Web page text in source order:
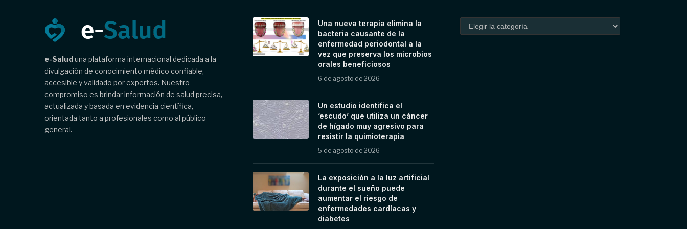
e-Saluduna plataforma internacional dedicada a la
divulgación de conocimiento médico confiable,
accesible y validado por expertos. Nuestro
compromiso es brindar información de salud precisa,
actualizada y basada en evidencia científica,
orientada tanto a profesionales como al público
general.
Una nueva terapia elimina la
bacteria causante de la
enfermedad periodontal a la
vez que preserva los microbios
orales beneficiosos
6 de agosto de 2026
Un estudio identifica el
‘escudo’ que utiliza un cáncer
de hígado muy agresivo para
resistir la quimioterapia
5 de agosto de 2026
La exposición a la luz artificial
durante el sueño puede
aumentar el riesgo de
enfermedades cardíacas y
diabetes